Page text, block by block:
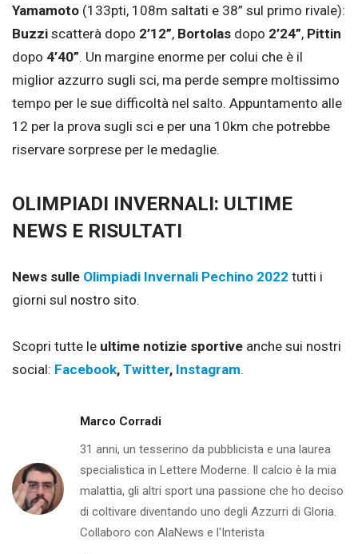
Yamamoto (133pti, 108m saltati e 38” sul primo rivale):
Buzzi scatterà dopo 2’12”, Bortolas dopo 2’24”, Pittin
dopo 4’40”. Un margine enorme per colui che è il
miglior azzurro sugli sci, ma perde sempre moltissimo
tempo per le sue difficoltà nel salto. Appuntamento alle
12 per la prova sugli sci e per una 10km che potrebbe
riservare sorprese per le medaglie.
OLIMPIADI INVERNALI: ULTIME
NEWS E RISULTATI
News sulle Olimpiadi Invernali Pechino 2022 tutti i
giorni sul nostro sito.
Scopri tutte le ultime notizie sportive anche sui nostri
social: Facebook, Twitter, Instagram.
Marco Corradi
31 anni, un tesserino da pubblicista e una laurea
specialistica in Lettere Moderne. Il calcio è la mia
malattia, gli altri sport una passione che ho deciso
di coltivare diventando uno degli Azzurri di Gloria.
Collaboro con AlaNews e l'Interista